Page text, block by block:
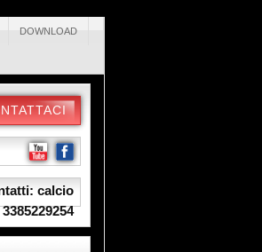
DOWNLOAD
calcio
3385229254